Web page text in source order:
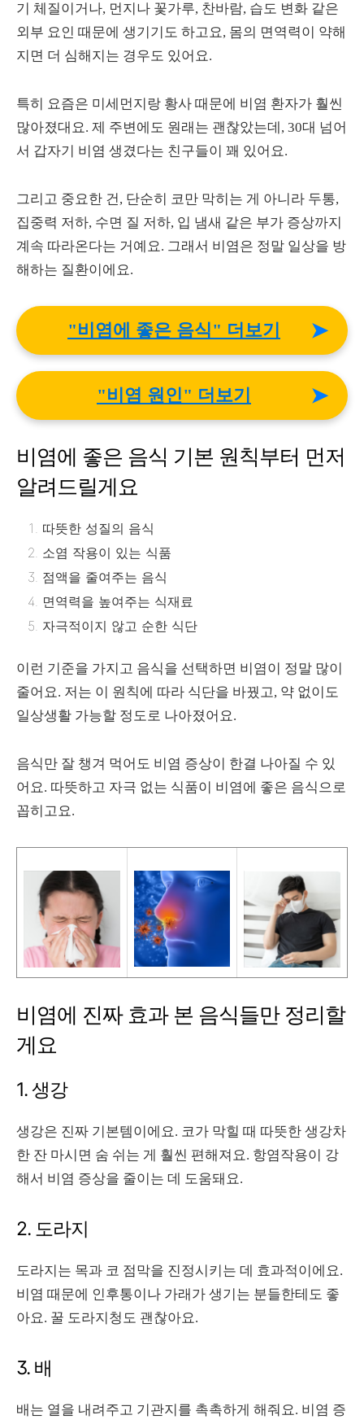
기 체질이거나, 먼지나 꽃가루, 찬바람, 습도 변화 같은
외부 요인 때문에 생기기도 하고요, 몸의 면역력이 약해
지면 더 심해지는 경우도 있어요.
특히 요즘은 미세먼지랑 황사 때문에 비염 환자가 훨씬
많아졌대요. 제 주변에도 원래는 괜찮았는데, 30대 넘어
서 갑자기 비염 생겼다는 친구들이 꽤 있어요.
그리고 중요한 건, 단순히 코만 막히는 게 아니라 두통,
집중력 저하, 수면 질 저하, 입 냄새 같은 부가 증상까지
계속 따라온다는 거예요. 그래서 비염은 정말 일상을 방
해하는 질환이에요.
"비염에 좋은 음식" 더보기 ➤
"비염 원인" 더보기 ➤
비염에 좋은 음식 기본 원칙부터 먼저
알려드릴게요
따뜻한 성질의 음식
소염 작용이 있는 식품
점액을 줄여주는 음식
면역력을 높여주는 식재료
자극적이지 않고 순한 식단
이런 기준을 가지고 음식을 선택하면 비염이 정말 많이
줄어요. 저는 이 원칙에 따라 식단을 바꿨고, 약 없이도
일상생활 가능할 정도로 나아졌어요.
음식만 잘 챙겨 먹어도 비염 증상이 한결 나아질 수 있
어요. 따뜻하고 자극 없는 식품이 비염에 좋은 음식으로
꼽히고요.
비염에 진짜 효과 본 음식들만 정리할
게요
1. 생강
생강은 진짜 기본템이에요. 코가 막힐 때 따뜻한 생강차
한 잔 마시면 숨 쉬는 게 훨씬 편해져요. 항염작용이 강
해서 비염 증상을 줄이는 데 도움돼요.
2. 도라지
도라지는 목과 코 점막을 진정시키는 데 효과적이에요.
비염 때문에 인후통이나 가래가 생기는 분들한테도 좋
아요. 꿀 도라지청도 괜찮아요.
3. 배
배는 열을 내려주고 기관지를 촉촉하게 해줘요. 비염 증